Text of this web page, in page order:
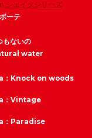
ェイクシリーズ
ーテ
もないの
water
：Knock on woods
：Vintage
：Paradise